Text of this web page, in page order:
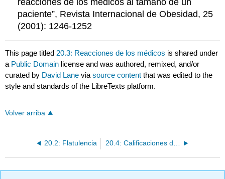
paciente”, Revista Internacional de Obesidad, 25
(2001): 1246-1252
This page titled 20.3: Reacciones de los médicos is shared under
a Public Domain license and was authored, remixed, and/or
curated by David Lane viasource content that was edited to the
style and standards of the LibreTexts platform.
Volver arriba
20.2: Flatulencia 20.4: Calificaciones de los maestros